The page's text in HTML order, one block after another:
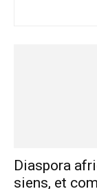
Diaspora
siens, et